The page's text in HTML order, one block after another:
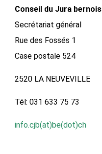
Conseil du Jura bernois
Secrétariat général
Rue des Fossés 1
Case postale 524
2520 LA NEUVEVILLE
Tél: 031 633 75 73
info.cjb(at)be(dot)ch